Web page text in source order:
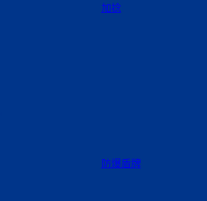
加捻
防爆盾牌
暖人心。为让困难职工度过一个
让大家在生活上得到帮扶、情感
2024年春节来临之际，公司工会
中走访慰问，为他们送去了慰问
司的新春祝福。